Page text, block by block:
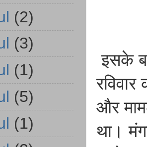
इसके
रविवार
और
था।
(2)
(3)
(1)
(5)
(1)